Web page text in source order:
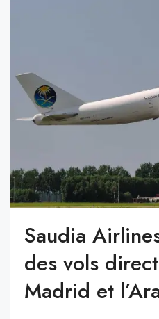
Saudia
des vols
Madrid et